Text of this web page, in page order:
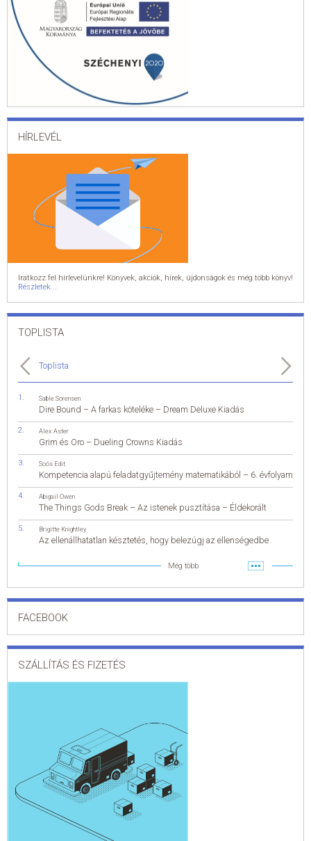
HÍRLEVÉL
Iratkozz fel hírlevelünkre! Könyvek, akciók, hírek, újdonságok és még több könyv!
Részletek...
TOPLISTA
Toplista
Sable Sorensen
Dire Bound – A farkas köteléke – Dream Deluxe Kiadás
Alex Aster
Grim és Oro – Dueling Crowns Kiadás
Soós Edit
Kompetencia alapú feladatgyűjtemény matematikából – 6. évfolyam
Abigail Owen
The Things Gods Break – Az istenek pusztítása – Éldekorált
Brigitte Knightley
Az ellenállhatatlan késztetés, hogy belezúgj az ellenségedbe
Még több
FACEBOOK
SZÁLLÍTÁS ÉS FIZETÉS